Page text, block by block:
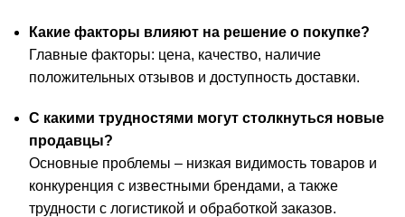
Какие факторы влияют на решение о покупке?
Главные факторы: цена, качество, наличие
положительных отзывов и доступность доставки.
С какими трудностями могут столкнуться новые
продавцы?
Основные проблемы – низкая видимость товаров и
конкуренция с известными брендами, а также
трудности с логистикой и обработкой заказов.